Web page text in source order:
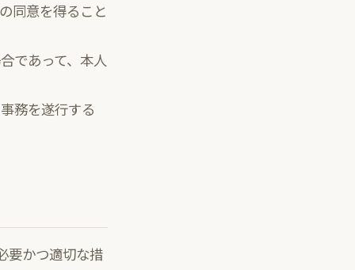
同意を得ること
であって、本人
務を遂行する
要かつ適切な措